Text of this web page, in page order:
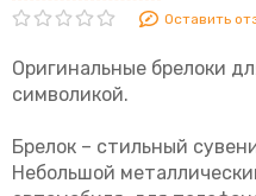
Оставить
Оригинальные брелоки
символикой.
Брелок – стильный
Небольшой